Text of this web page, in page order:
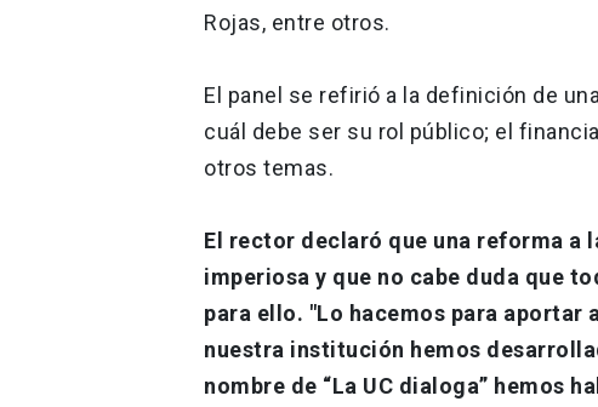
Rojas, entre otros.
El panel se refirió a la definición de
cuál debe ser su rol público; el
otros temas.
El rector declaró que una reforma a
imperiosa y que no cabe duda que
para ello. "Lo hacemos para aportar
nuestra institución hemos
nombre de “La UC dialoga” hemos